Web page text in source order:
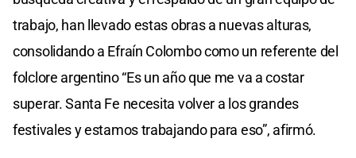
trabajo, han llevado estas obras a nuevas alturas,
consolidando a Efraín Colombo como un referente del
folclore argentino “Es un año que me va a costar
superar. Santa Fe necesita volver a los grandes
festivales y estamos trabajando para eso”, afirmó.